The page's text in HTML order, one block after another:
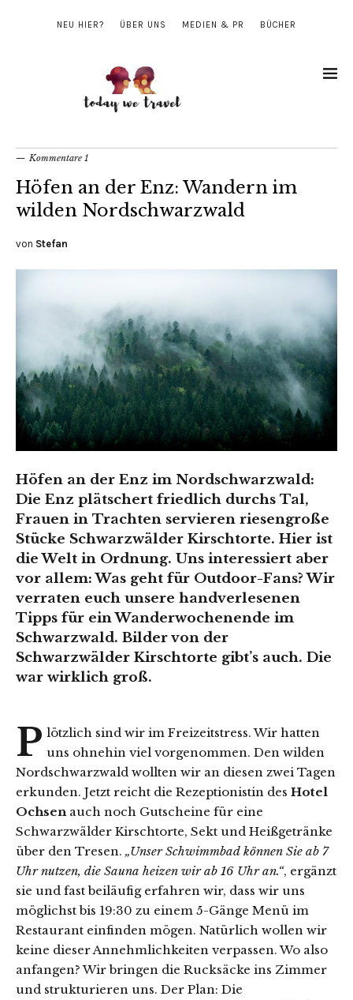
NEU HIER? ÜBER UNS MEDIEN & PR BÜCHER
Kommentare 1
Höfen an der Enz: Wandern im
wilden Nordschwarzwald
von Stefan
Höfen an der Enz im Nordschwarzwald:
Die Enz plätschert friedlich durchs Tal,
Frauen in Trachten servieren riesengroße
Stücke Schwarzwälder Kirschtorte. Hier ist
die Welt in Ordnung. Uns interessiert aber
vor allem: Was geht für Outdoor-Fans? Wir
verraten euch unsere handverlesenen
Tipps für ein Wanderwochenende im
Schwarzwald. Bilder von der
Schwarzwälder Kirschtorte gibt’s auch. Die
war wirklich groß.
P lötzlich sind wir im Freizeitstress. Wir hatten
uns ohnehin viel vorgenommen. Den wilden
Nordschwarzwald wollten wir an diesen zwei Tagen
erkunden. Jetzt reicht die Rezeptionistin des Hotel
Ochsen auch noch Gutscheine für eine
Schwarzwälder Kirschtorte, Sekt und Heißgetränke
über den Tresen. „Unser Schwimmbad können Sie ab 7
Uhr nutzen, die Sauna heizen wir ab 16 Uhr an.“, ergänzt
sie und fast beiläufig erfahren wir, dass wir uns
möglichst bis 19:30 zu einem 5-Gänge Menü im
Restaurant einfinden mögen. Natürlich wollen wir
keine dieser Annehmlichkeiten verpassen. Wo also
anfangen? Wir bringen die Rucksäcke ins Zimmer
und strukturieren uns. Der Plan: Die